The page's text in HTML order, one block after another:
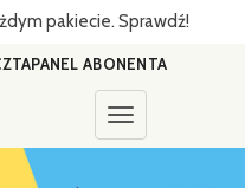
pakiecie. Sprawdź!
PANEL ABONENTA
Toggle